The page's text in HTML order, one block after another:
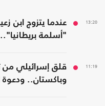
13:20
عندما يتزوج ابن
"أسلمة
11:19
قلق إسرائيلي من
وباكستان.. ودعوة